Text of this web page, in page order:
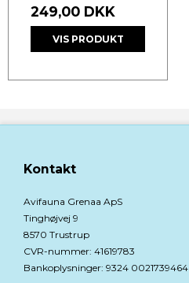
249,00 DKK
VIS PRODUKT
Kontakt
Avifauna Grenaa ApS
Tinghøjvej 9
8570 Trustrup
CVR-nummer: 41619783
Bankoplysninger: 9324 0021739464